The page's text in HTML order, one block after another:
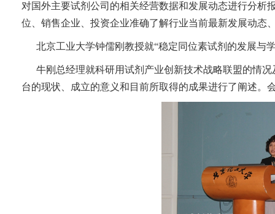
对国外主要试剂公司的相关经营数据和发展动态进行分
位、销售企业、投资企业准确了解行业当前最新发展动态
北京工业大学钟儒刚教授就“稳定同位素试剂的发展与
牛刚总经理就科研用试剂产业创新技术战略联盟的情
台的现状、成立的意义和目前所取得的成果进行了阐述。